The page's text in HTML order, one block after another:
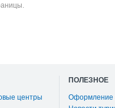
центры
ПОЛЕЗНОЕ
Оформление